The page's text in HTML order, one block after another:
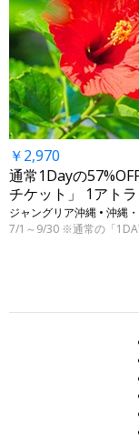
￥2,970
通常1Dayの
チケット」 1アト
ジャングリア沖縄 • 沖縄
7/1～9/30 ※通常の「